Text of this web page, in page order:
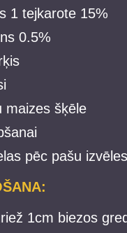
1 tejkarote 15%
0.5%
maizes šķēle
pēc pašu
1cm biezos